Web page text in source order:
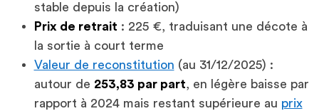
stable depuis la création)
Prix de retrait : 225 €, traduisant une décote à
la sortie à court terme
Valeur de reconstitution (au 31/12/2025) :
autour de 253,83 par part, en légère baisse par
rapport à 2024 mais restant supérieure au prix